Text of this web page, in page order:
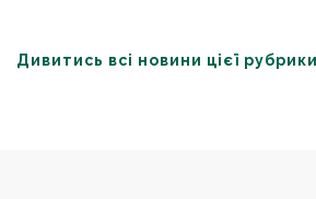
Дивитись всі новини цієї рубрики